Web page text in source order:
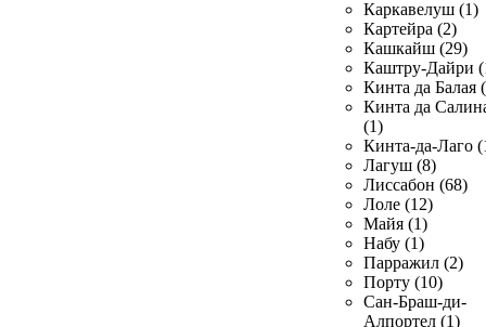
Каркавелуш (1)
Картейра (2)
Кашкайш (29)
Каштру-Дайри
Кинта да Балая
Кинта да
(1)
Кинта-да-Лаго
Лагуш (8)
Лиссабон (68)
Лоле (12)
Майя (1)
Набу (1)
Парражил (2)
Порту (10)
Сан-Браш-ди-
Алпортел (1)